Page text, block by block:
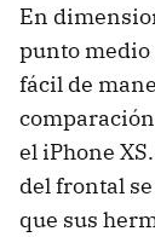
En
punto medio
fácil de
el iPhone
del frontal
que sus